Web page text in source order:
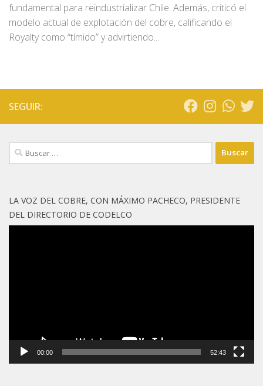
fundamental para reindustrializar Chile. Además, criticó el
modelo actual de explotación del cobre, calificando el
Royalty como “tímido” y advirtiendo...
SEGUIR:
Buscar:
LA VOZ DEL COBRE, CON MÁXIMO PACHECO, PRESIDENTE
DEL DIRECTORIO DE CODELCO
00:00 52:43